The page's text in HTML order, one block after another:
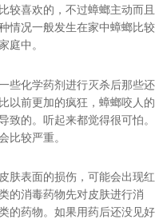
较喜欢的，不过蟑螂主动而且
情况一般发生在家中蟑螂比较
庭中。
些化学药剂进行灭杀后那些还
以前更加的疯狂，蟑螂咬人的
致的。听起来都觉得很可怕。
比较严重。
肤表面的损伤，可能会出现红
的消毒药物先对皮肤进行消
的药物。如果用药后还没见好